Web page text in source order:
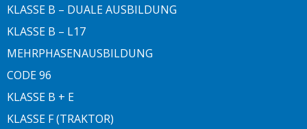
KLASSE B – DUALE AUSBILDUNG
KLASSE B – L17
MEHRPHASENAUSBILDUNG
CODE 96
KLASSE B + E
KLASSE F (TRAKTOR)